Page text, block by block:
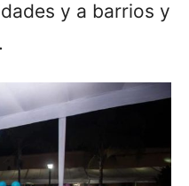
y a barrios y